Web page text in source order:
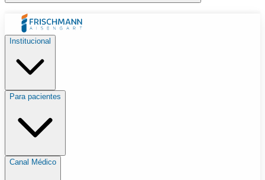
Institucional
Para pacientes
Canal Médico